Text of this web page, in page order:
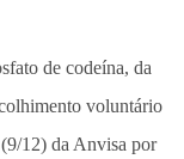
de codeína, da
voluntário
12) da Anvisa por